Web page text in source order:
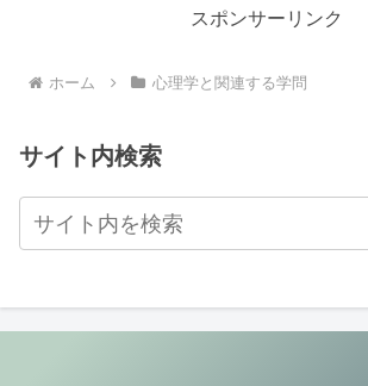
様々な知識が必要となる。記号
を決定し、
るのかなど
スポンサーリンク
ホーム 心理学と関連する学問
サイト内検索